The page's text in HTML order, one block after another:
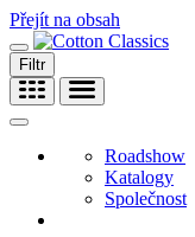
Přejít na obsah
Filtr
Roadshow
Katalogy
Společnost